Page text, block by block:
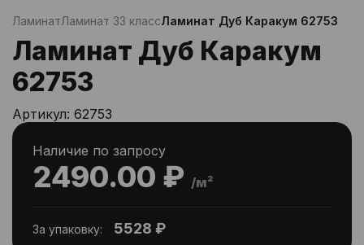
ЛаминатЛаминат 33 классЛаминат Дуб Каракум 62753
Ламинат Дуб Каракум
62753
Артикул: 62753
2490.00 ₽ /м²
Наличие по запросу
За упаковку: 5528 ₽